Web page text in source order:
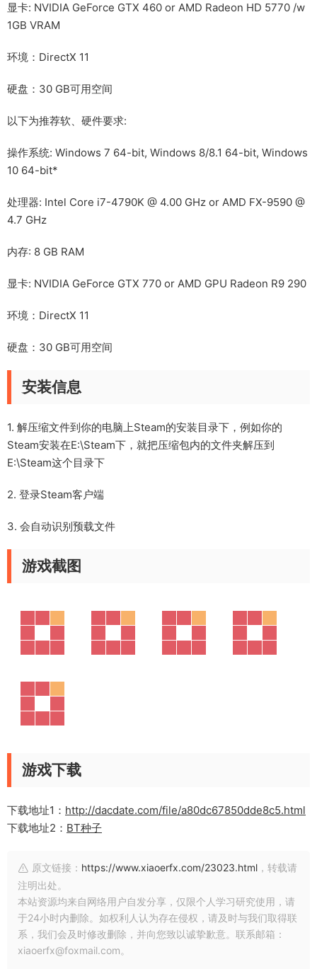
显卡: NVIDIA GeForce GTX 460 or AMD Radeon HD 5770 /w
1GB VRAM
环境：DirectX 11
硬盘：30 GB可用空间
以下为推荐软、硬件要求:
操作系统: Windows 7 64-bit, Windows 8/8.1 64-bit, Windows
10 64-bit*
处理器: Intel Core i7-4790K @ 4.00 GHz or AMD FX-9590 @
4.7 GHz
内存: 8 GB RAM
显卡: NVIDIA GeForce GTX 770 or AMD GPU Radeon R9 290
环境：DirectX 11
硬盘：30 GB可用空间
安装信息
1. 解压缩文件到你的电脑上Steam的安装目录下，例如你的
Steam安装在E:\Steam下，就把压缩包内的文件夹解压到
E:\Steam这个目录下
2. 登录Steam客户端
3. 会自动识别预载文件
游戏截图
游戏下载
下载地址1： http://dacdate.com/file/a80dc67850dde8c5.html
下载地址2： BT种子
原文链接： https://www.xiaoerfx.com/23023.html ，转载请
注明出处。
本站资源均来自网络用户自发分享，仅限个人学习研究使用，请
于24小时内删除。如权利人认为存在侵权，请及时与我们取得联
系，我们会及时修改删除，并向您致以诚挚歉意。联系邮箱：
xiaoerfx@foxmail.com。